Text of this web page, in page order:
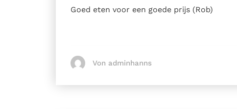
Goed eten voor een goede prijs (Rob)
Von adminhanns